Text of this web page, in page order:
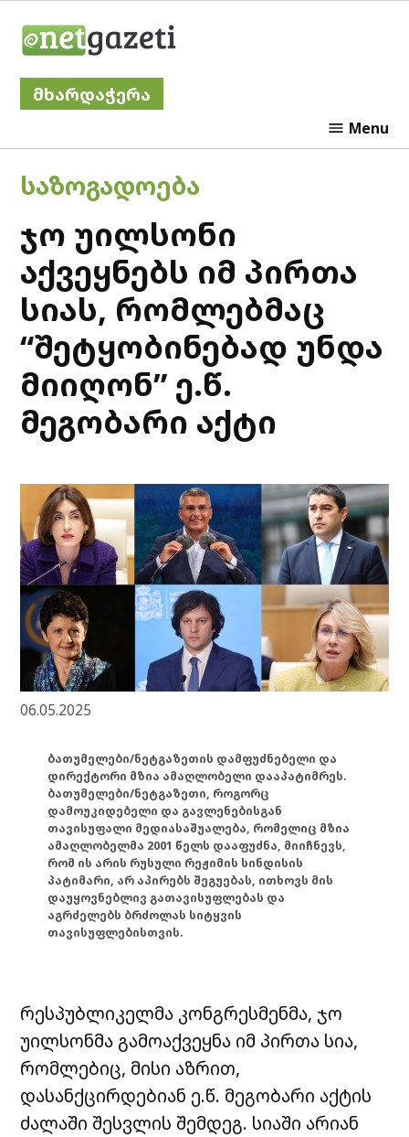
მხარდაჭერა
Menu
POSTED
ᲡᲐᲖᲝᲒᲐᲓᲝᲔᲑᲐ
ჯო უილსონი
აქვეყნებს იმ პირთა
სიას, რომლებმაც
“შეტყობინებად უნდა
მიიღონ” ე.წ.
მეგობარი აქტი
06.05.2025
ბათუმელები/ნეტგაზეთის დამფუძნებელი და
დირექტორი მზია ამაღლობელი დააპატიმრეს.
ბათუმელები/ნეტგაზეთი, როგორც
დამოუკიდებელი და გავლენებისგან
თავისუფალი მედიასაშუალება, რომელიც მზია
ამაღლობელმა 2001 წელს დააფუძნა, მიიჩნევს,
რომ ის არის რუსული რეჟიმის სინდისის
პატიმარი, არ აპირებს შეგუებას, ითხოვს მის
დაუყოვნებლივ გათავისუფლებას და
აგრძელებს ბრძოლას სიტყვის
თავისუფლებისთვის.
რესპუბლიკელმა კონგრესმენმა, ჯო
უილსონმა გამოაქვეყნა იმ პირთა სია,
რომლებიც, მისი აზრით,
დასანქცირდებიან ე.წ. მეგობარი აქტის
ძალაში შესვლის შემდეგ. სიაში არიან